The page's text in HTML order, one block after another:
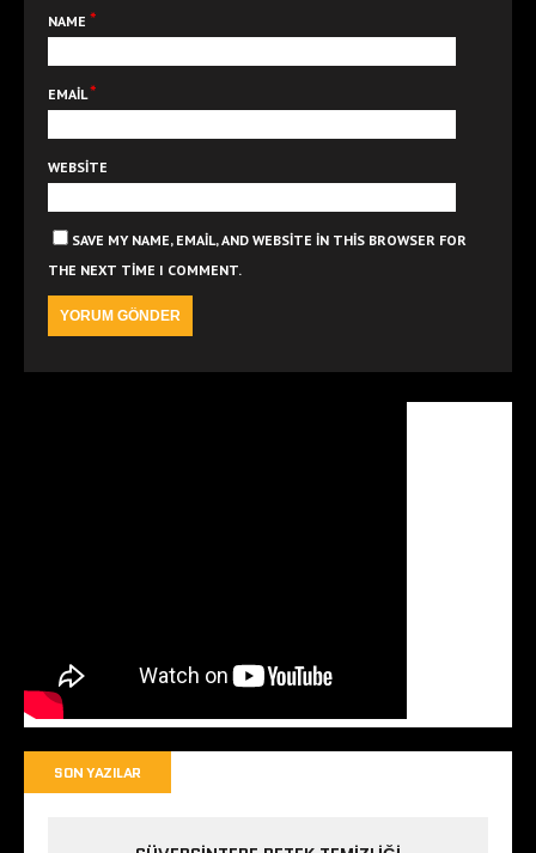
NAME *
EMAIL*
WEBSITE
SAVE MY NAME, EMAIL, AND WEBSITE IN THIS BROWSER FOR
THE NEXT TIME I COMMENT.
SON YAZILAR